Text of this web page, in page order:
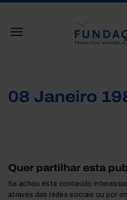
08 Janeiro
Quer partilhar esta
Se achou este conteúdo
através das redes sociais ou por